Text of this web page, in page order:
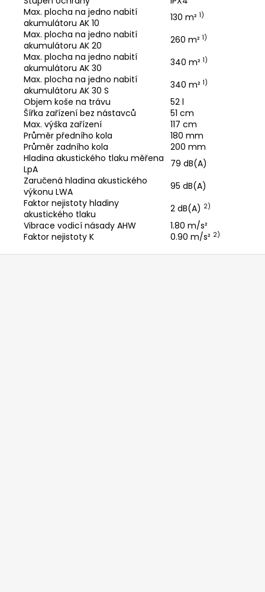
Max. plocha na jedno nabití
akumulátoru AK 10
130 m² 1)
Max. plocha na jedno nabití
akumulátoru AK 20
260 m² 1)
Max. plocha na jedno nabití
akumulátoru AK 30
340 m² 1)
Max. plocha na jedno nabití
akumulátoru AK 30 S
340 m² 1)
Objem koše na trávu
52 l
Šířka zařízení bez nástavců
51 cm
Max. výška zařízení
117 cm
Průměr předního kola
180 mm
Průměr zadního kola
200 mm
Hladina akustického tlaku měřena
LpA
79 dB(A)
Zaručená hladina akustického
výkonu LWA
95 dB(A)
Faktor nejistoty hladiny
akustického tlaku
2 dB(A) 2)
Vibrace vodicí násady AHW
1.80 m/s²
Faktor nejistoty K
0.90 m/s² 2)